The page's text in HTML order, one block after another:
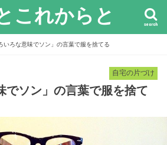
これからと search
いろな意味でソン」の言葉で服を捨てる
自宅の片づけ
でソン」の言葉で服を捨て